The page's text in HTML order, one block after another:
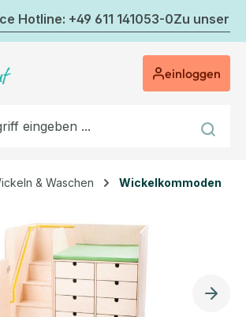
Hotline: +49 611 141053-0Zu
einloggen
& Waschen Wickelkommoden